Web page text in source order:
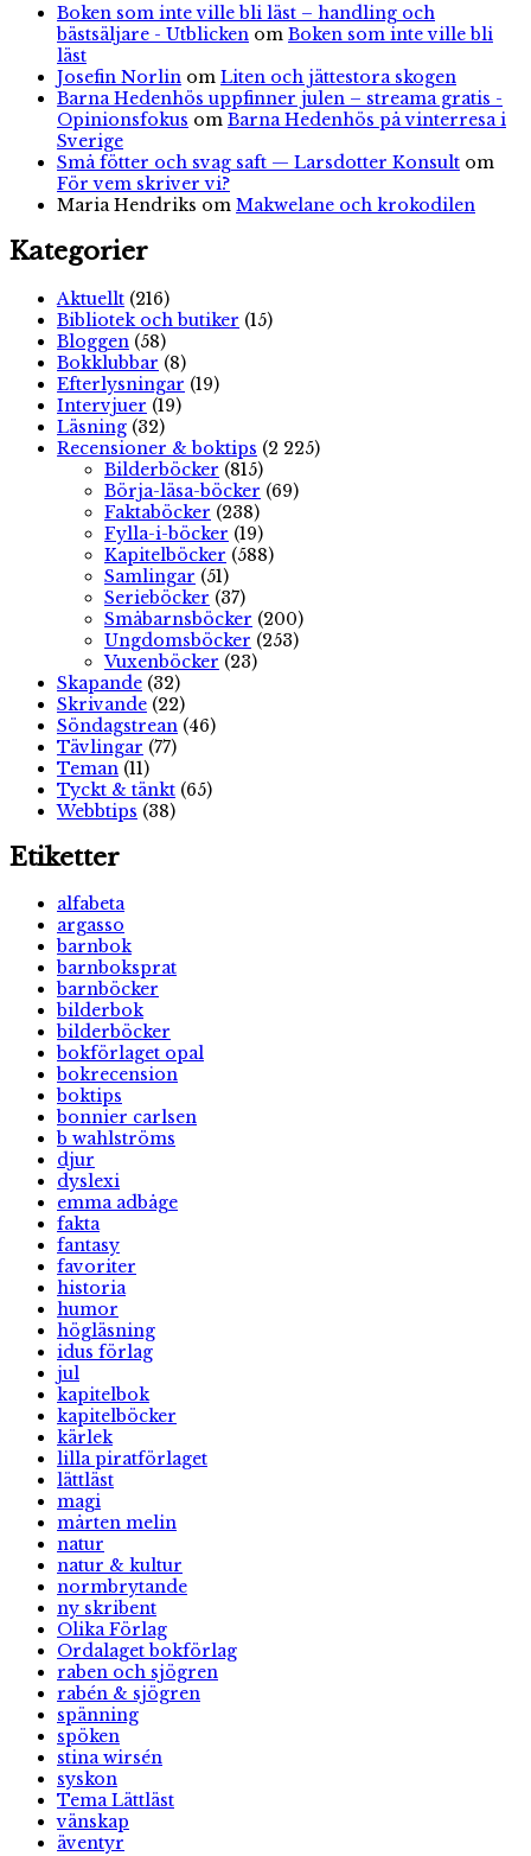
Boken som inte ville bli läst – handling och
bästsäljare - Utblicken om Boken som inte ville bli
läst
Josefin Norlin om Liten och jättestora skogen
Barna Hedenhös uppfinner julen – streama gratis -
Opinionsfokus om Barna Hedenhös på vinterresa i
Sverige
Små fötter och svag saft — Larsdotter Konsult om
För vem skriver vi?
Maria Hendriks om Makwelane och krokodilen
Kategorier
Aktuellt (216)
Bibliotek och butiker (15)
Bloggen (58)
Bokklubbar (8)
Efterlysningar (19)
Intervjuer (19)
Läsning (32)
Recensioner & boktips (2 225)
Bilderböcker (815)
Börja-läsa-böcker (69)
Faktaböcker (238)
Fylla-i-böcker (19)
Kapitelböcker (588)
Samlingar (51)
Serieböcker (37)
Småbarnsböcker (200)
Ungdomsböcker (253)
Vuxenböcker (23)
Skapande (32)
Skrivande (22)
Söndagstrean (46)
Tävlingar (77)
Teman (11)
Tyckt & tänkt (65)
Webbtips (38)
Etiketter
alfabeta
argasso
barnbok
barnboksprat
barnböcker
bilderbok
bilderböcker
bokförlaget opal
bokrecension
boktips
bonnier carlsen
b wahlströms
djur
dyslexi
emma adbåge
fakta
fantasy
favoriter
historia
humor
högläsning
idus förlag
jul
kapitelbok
kapitelböcker
kärlek
lilla piratförlaget
lättläst
magi
mårten melin
natur
natur & kultur
normbrytande
ny skribent
Olika Förlag
Ordalaget bokförlag
raben och sjögren
rabén & sjögren
spänning
spöken
stina wirsén
syskon
Tema Lättläst
vänskap
äventyr